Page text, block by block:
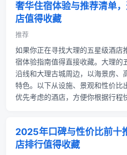
奢华住宿体验与推荐清单
店值得收藏
推荐
如果你正在寻找大理的五星级酒店
宿体验指南值得直接收藏。大理的
沿线和大理古城周边，以海景房、
特色。以下从设施、景观和性价比
优先考虑的酒店，方便你根据行程
2025年口碑与性价比前十
店排行值得收藏